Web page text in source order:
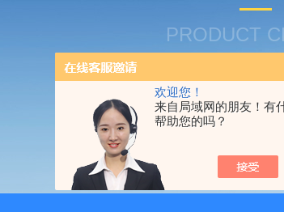
欢迎您！
来自局域网的朋友！有
帮助您的吗？
PRODUCT